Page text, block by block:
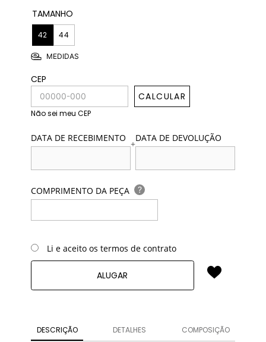
TAMANHO
42 44
MEDIDAS
CEP
CALCULAR
Não sei meu CEP
DATA DE RECEBIMENTO +DATA DE DEVOLUÇÃO
COMPRIMENTO DA PEÇA ?
Li e aceito os termos de contrato
ALUGAR
DESCRIÇÃO DETALHES COMPOSIÇÃO